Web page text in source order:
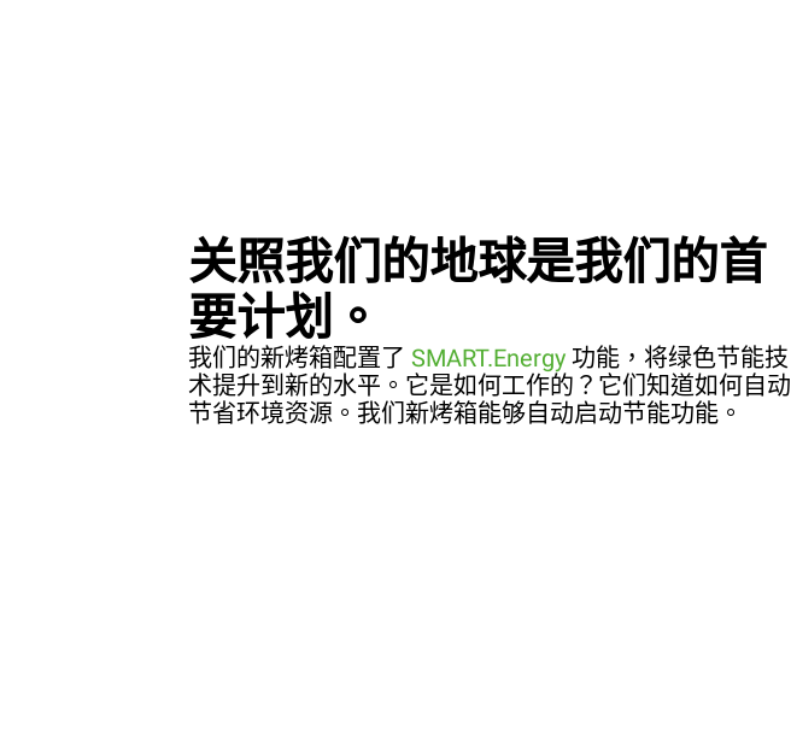
关照我们的地球是我们的首
要计划。
我们的新烤箱配置了 SMART.Energy 功能，将绿色节能技
术提升到新的水平。它是如何工作的？它们知道如何自动
节省环境资源。我们新烤箱能够自动启动节能功能。